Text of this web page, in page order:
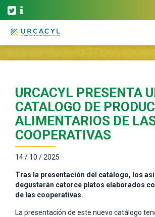
URCACYL PRESENTA
CATALOGO DE
ALIMENTARIOS DE
COOPERATIVAS
14 / 10 / 2025
Tras la presentación del catálogo, los
degustarán catorce platos elaborados
de las cooperativas.
La presentación de este nuevo catálogo